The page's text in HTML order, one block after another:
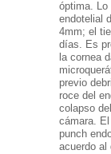
óptima. Lo
endotelial
4mm; el
días. Es
la cornea
previo
roce del
colapso
cámara.
punch
acuerdo al